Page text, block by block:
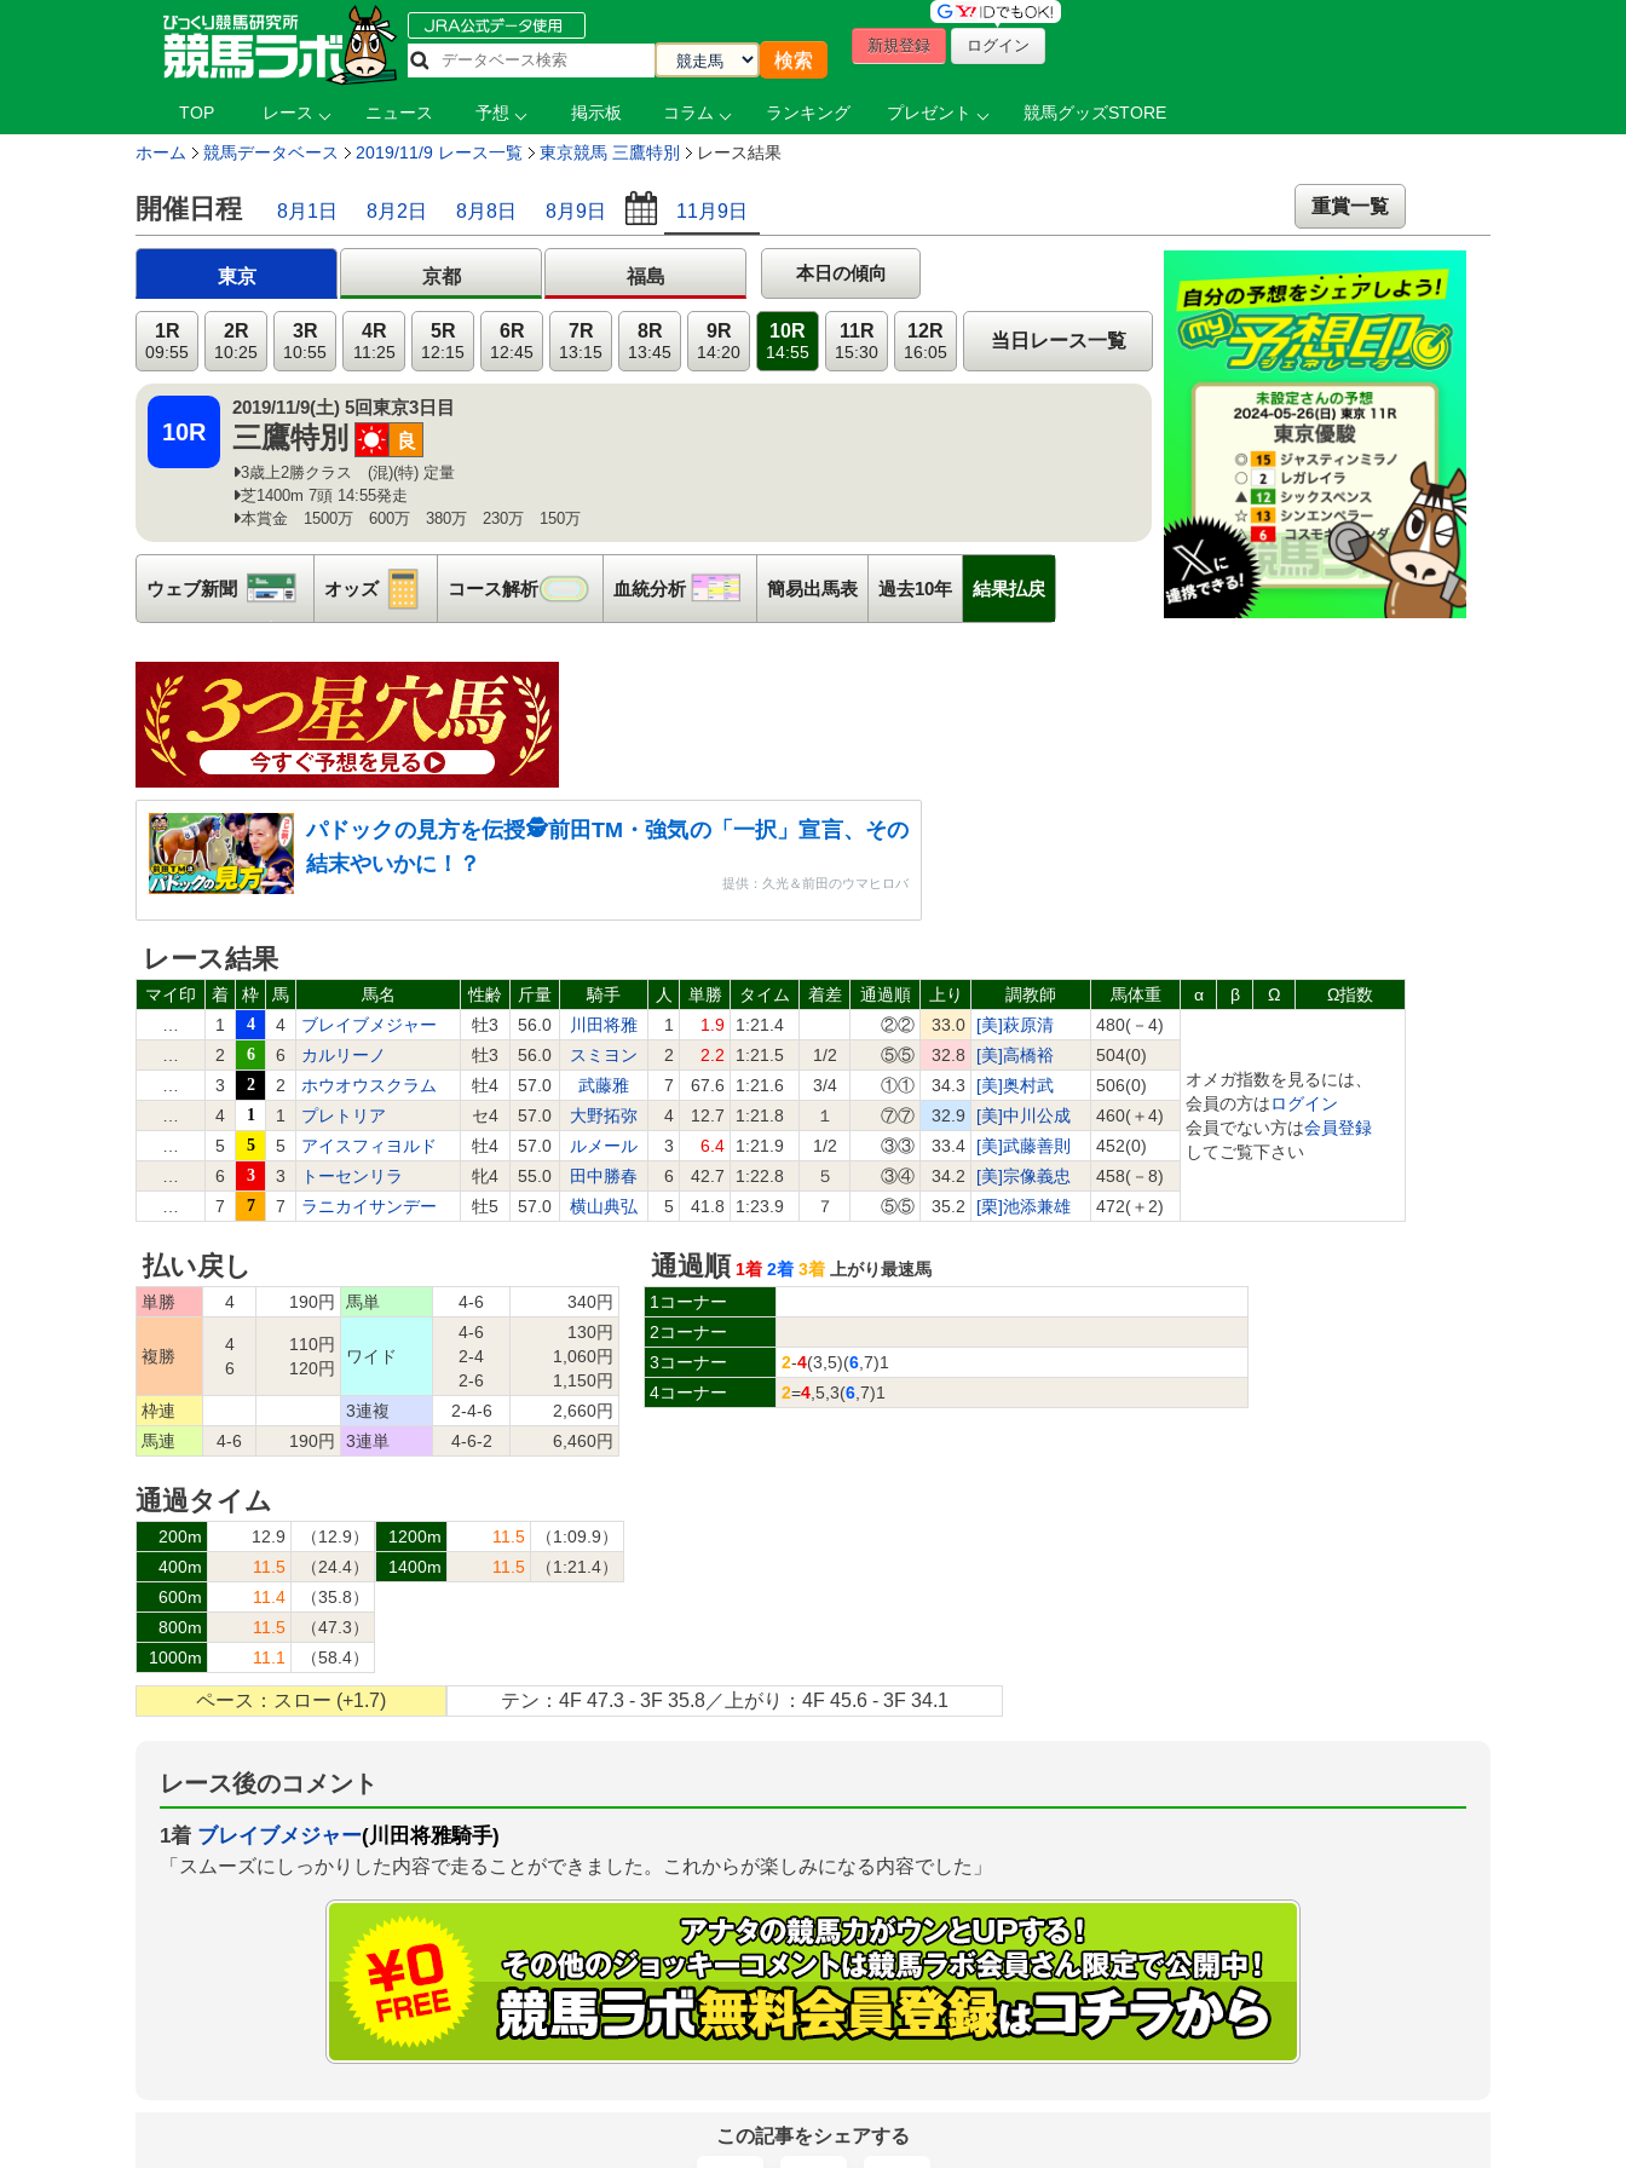
新規登録 ログイン
TOP レース ニュース 予想 掲示板 コラム ランキング プレゼント 競馬グッズSTORE
ホーム 競馬データベース 2019/11/9 レース一覧 東京競馬 三鷹特別 レース結果
開催日程 8月1日 8月2日 8月8日 8月9日 11月9日 重賞一覧
東京 京都 福島 本日の傾向
1R
09:55
2R
10:25
3R
10:55
4R
11:25
5R
12:15
6R
12:45
7R
13:15
8R
13:45
9R
14:20
10R
14:55
11R
15:30
12R
16:05
当日レース一覧
10R
2019/11/9(土) 5回東京3日目
三鷹特別 晴良
3歳上2勝クラス (混)(特) 定量
芝1400m 7頭 14:55発走
本賞金 1500万 600万 380万 230万 150万
ウェブ新聞 ウェブ新聞
オッズ オッズ
コース解析 コース解析
血統分析 血統分析
簡易出馬表 過去10年 結果払戻
パドックの見方を伝授🕵前田TM・強気の「一択」宣言、その
結末やいかに！？
提供：久光＆前田のウマヒロバ
レース結果
マイ印 着 枠 馬 馬名 性齢 斤量 騎手 人 単勝 タイム 着差 通過順 上り 調教師 馬体重 α β Ω
Ω指数
1 4 4 ブレイブメジャー 牡3 56.0 川田将雅 1 1.9 1:21.4 ②② 33.0 [美]萩原清 480(－4)
オメガ指数を見るには、
会員の方はログイン
会員でない方は会員登録
してご覧下さい
2 6 6 カルリーノ 牡3 56.0 スミヨン 2 2.2 1:21.5 1/2 ⑤⑤ 32.8 [美]高橋裕
504(0)
3 2 2 ホウオウスクラム 牡4 57.0 武藤雅 7 67.6 1:21.6 3/4 ①① 34.3 [美]奥村武
506(0)
4 1 1 プレトリア セ4 57.0 大野拓弥 4 12.7 1:21.8 １ ⑦⑦ 32.9 [美]中川公成
460(＋4)
5 5 5 アイスフィヨルド 牡4 57.0 ルメール 3 6.4 1:21.9 1/2 ③③ 33.4 [美]武藤善則
452(0)
6 3 3 トーセンリラ 牝4 55.0 田中勝春 6 42.7 1:22.8 ５ ③④ 34.2 [美]宗像義忠
458(－8)
7 7 7 ラニカイサンデー 牡5 57.0 横山典弘 5 41.8 1:23.9 ７ ⑤⑤ 35.2 [栗]池添兼雄 472(＋2)
払い戻し
単勝 4 190円 馬単 4-6 340円
複勝
4
6
110円
120円
ワイド
4-6
2-4
2-6
130円
1,060円
1,150円
枠連
3連複 2-4-6
2,660円
馬連
4-6 190円 3連単 4-6-2 6,460円
通過順 1着 2着 3着
上がり最速馬
1コーナー
2コーナー
3コーナー
2-4(3,5)(6 ,7)1
4コーナー
2=4 ,5,3(6 ,7)1
通過タイム
200m 12.9
（12.9）
400m
11.5
（24.4）
600m
11.4
（35.8）
800m
11.5
（47.3）
1000m
11.1 （58.4）
1200m 11.5
（1:09.9）
1400m
11.5 （1:21.4）
ペース：スロー (+1.7) テン：4F 47.3 - 3F 35.8／上がり：4F 45.6 - 3F 34.1
レース後のコメント
1着 ブレイブメジャー(川田将雅騎手)
「スムーズにしっかりした内容で走ることができました。これからが楽しみになる内容でした」
この記事をシェアする